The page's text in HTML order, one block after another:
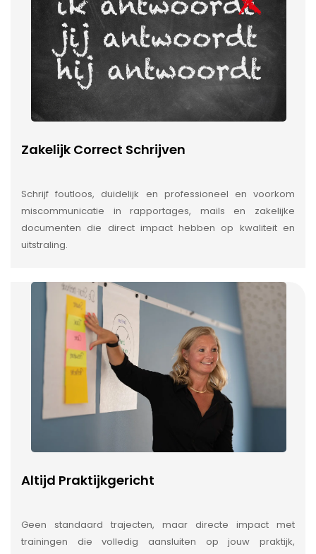
Zakelijk Correct Schrijven
Schrijf foutloos, duidelijk en professioneel en voorkom
miscommunicatie in rapportages, mails en zakelijke
documenten die direct impact hebben op kwaliteit en
uitstraling.
Altijd Praktijkgericht
Geen standaard trajecten, maar directe impact met
trainingen die volledig aansluiten op jouw praktijk,